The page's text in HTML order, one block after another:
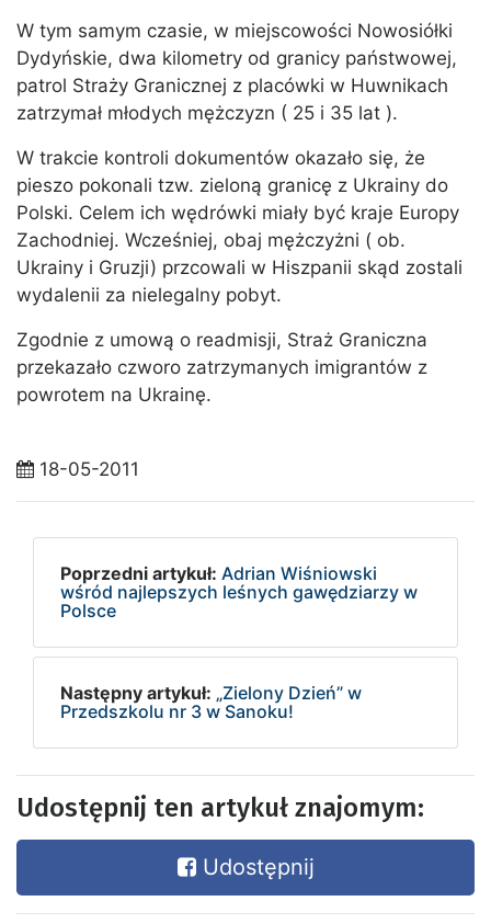
W tym samym czasie, w miejscowości Nowosiółki
Dydyńskie, dwa kilometry od granicy państwowej,
patrol Straży Granicznej z placówki w Huwnikach
zatrzymał młodych mężczyzn ( 25 i 35 lat ).
W trakcie kontroli dokumentów okazało się, że
pieszo pokonali tzw. zieloną granicę z Ukrainy do
Polski. Celem ich wędrówki miały być kraje Europy
Zachodniej. Wcześniej, obaj mężczyżni ( ob.
Ukrainy i Gruzji) przcowali w Hiszpanii skąd zostali
wydalenii za nielegalny pobyt.
Zgodnie z umową o readmisji, Straż Graniczna
przekazało czworo zatrzymanych imigrantów z
powrotem na Ukrainę.
18-05-2011
Poprzedni artykuł: Adrian Wiśniowski
wśród najlepszych leśnych gawędziarzy w
Polsce
Następny artykuł: „Zielony Dzień” w
Przedszkolu nr 3 w Sanoku!
Udostępnij ten artykuł znajomym:
Udostępnij